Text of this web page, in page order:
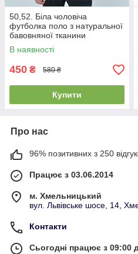
50,52. Біла чоловіча
футболка поло з натуральної
бавовняної тканини
В наявності
450 ₴ 580 ₴
Купити
Про нас
96% позитивних з 250
Працює з 03.06.2014
м. Хмельницький
вул. Львівське шосе, 14,
Контакти
Сьогодні працює з 09:00